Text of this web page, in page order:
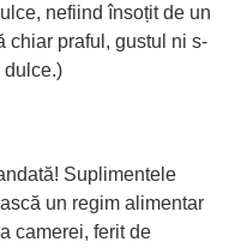
nefiind însoțit de un
chiar praful, gustul ni s-
dulce.)
Suplimentele
un regim alimentar
camerei, ferit de